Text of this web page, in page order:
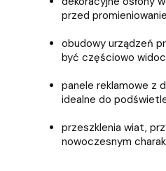
przed
obudowy urządzeń
być częściowo
panele reklamowe z
idealne do
przeszklenia wiat,
nowoczesnym